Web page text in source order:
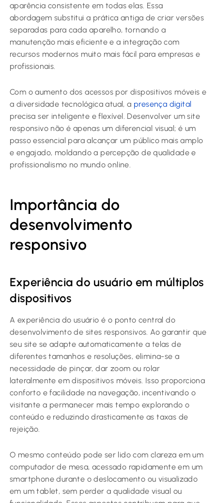
aparência consistente em todas elas. Essa
abordagem substitui a prática antiga de criar versões
separadas para cada aparelho, tornando a
manutenção mais eficiente e a integração com
recursos modernos muito mais fácil para empresas e
profissionais.
Com o aumento dos acessos por dispositivos móveis e
a diversidade tecnológica atual, a presença digital
precisa ser inteligente e flexível. Desenvolver um site
responsivo não é apenas um diferencial visual; é um
passo essencial para alcançar um público mais amplo
e engajado, moldando a percepção de qualidade e
profissionalismo no mundo online.
Importância do
desenvolvimento
responsivo
Experiência do usuário em múltiplos
dispositivos
A experiência do usuário é o ponto central do
desenvolvimento de sites responsivos. Ao garantir que
seu site se adapte automaticamente a telas de
diferentes tamanhos e resoluções, elimina-se a
necessidade de pinçar, dar zoom ou rolar
lateralmente em dispositivos móveis. Isso proporciona
conforto e facilidade na navegação, incentivando o
visitante a permanecer mais tempo explorando o
conteúdo e reduzindo drasticamente as taxas de
rejeição.
O mesmo conteúdo pode ser lido com clareza em um
computador de mesa, acessado rapidamente em um
smartphone durante o deslocamento ou visualizado
em um tablet, sem perder a qualidade visual ou